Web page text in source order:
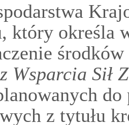
który określa
Wsparcia Sił
z tytułu